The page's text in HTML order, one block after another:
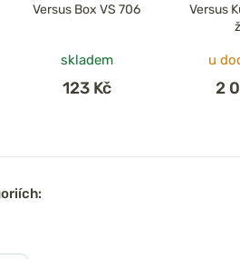
Versus Box VS 706
skladem
123 Kč
Versus
u
2